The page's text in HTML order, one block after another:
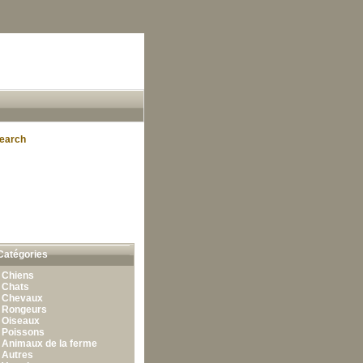
Chiens
Chats
Chevaux
Rongeurs
Oiseaux
Poissons
Animaux de la ferme
Autres